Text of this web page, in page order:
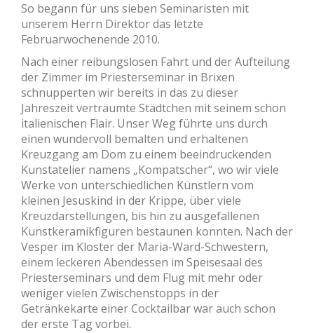
So begann für uns sieben Seminaristen mit
unserem Herrn Direktor das letzte
Februarwochenende 2010.
Nach einer reibungslosen Fahrt und der Aufteilung
der Zimmer im Priesterseminar in Brixen
schnupperten wir bereits in das zu dieser
Jahreszeit verträumte Städtchen mit seinem schon
italienischen Flair. Unser Weg führte uns durch
einen wundervoll bemalten und erhaltenen
Kreuzgang am Dom zu einem beeindruckenden
Kunstatelier namens „Kompatscher“, wo wir viele
Werke von unterschiedlichen Künstlern vom
kleinen Jesuskind in der Krippe, über viele
Kreuzdarstellungen, bis hin zu ausgefallenen
Kunstkeramikfiguren bestaunen konnten. Nach der
Vesper im Kloster der Maria-Ward-Schwestern,
einem leckeren Abendessen im Speisesaal des
Priesterseminars und dem Flug mit mehr oder
weniger vielen Zwischenstopps in der
Getränkekarte einer Cocktailbar war auch schon
der erste Tag vorbei.